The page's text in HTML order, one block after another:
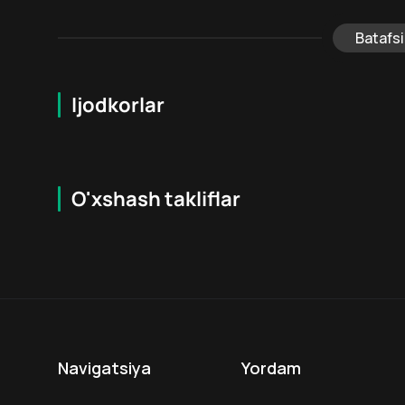
Ijodkorlar
O'xshash takliflar
Navigatsiya Yordam